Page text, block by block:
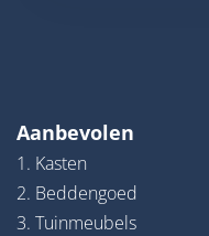
Aanbevolen
1. Kasten
2. Beddengoed
3. Tuinmeubels